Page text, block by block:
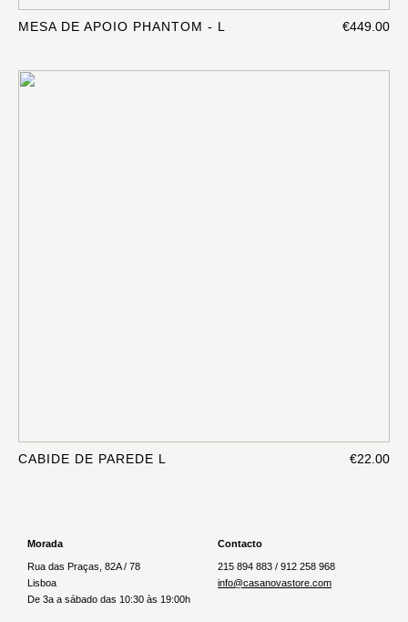
MESA DE APOIO PHANTOM - L €449.00
CABIDE DE PAREDE L €22.00
Morada
Rua das Praças, 82A / 78
Lisboa
De 3a a sábado das 10:30 às 19:00h
Contacto
215 894 883 / 912 258 968
info@casanovastore.com